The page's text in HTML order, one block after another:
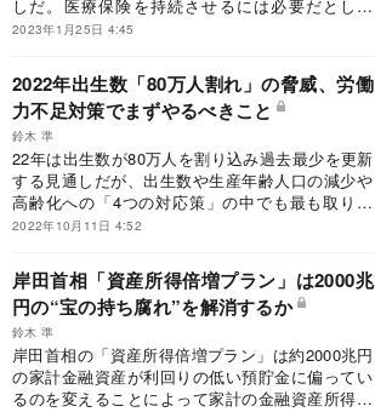
しだ。医療保険を持続させるには必要だとして
も、給付の効率化も進めなければ本末転倒にな
2023年1月25日 4:45
2022年出生数「80万人割れ」の脅威、労働
力不足対策でまずやるべきこと
鈴木 準
22年は出生数が80万人を割り込み過去最少を更新
する見通しだが、出生数や生産年齢人口の減少や
高齢化への「4つの対応策」の中でも最も取り組
みやすいのは、みんなが働ける環境や制度作り
2022年10月11日 4:52
岸田首相「資産所得倍増プラン」は2000兆
円の“宝の持ち腐れ”を解消するか
鈴木 準
岸田首相の「資産所得倍増プラン」は約2000兆円
の家計金融資産が利回りの低い預貯金に偏ってい
るのを変えることによって家計の金融資産所得を